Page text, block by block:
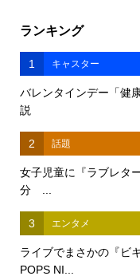
ランキング
1 キャスター
バレンタインデー「健
説
2 話題
女子児童に『ラブレタ
分 ...
3 エンタメ
ライブでまさかの『ビ
POPS NI...